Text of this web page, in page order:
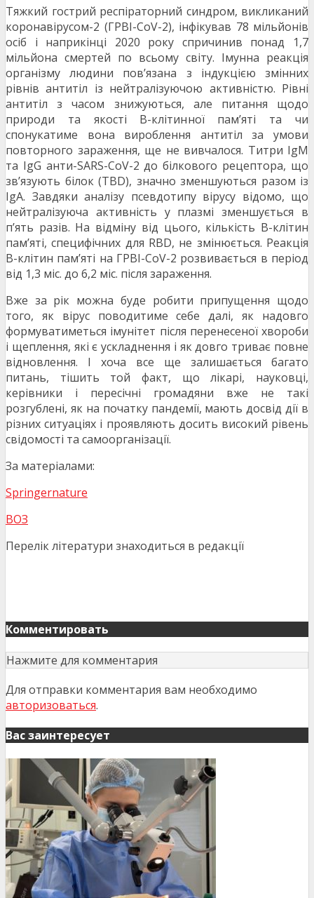
Тяжкий гострий респіраторний синдром, викликаний
коронавірусом-2 (ГРВІ-CoV-2), інфікував 78 мільйонів
осіб і наприкінці 2020 року спричинив понад 1,7
мільйона смертей по всьому світу. Імунна реакція
організму людини пов’язана з індукцією змінних
рівнів антитіл із нейтралізуючою активністю. Рівні
антитіл з часом знижуються, але питання щодо
природи та якості В-клітинної пам’яті та чи
спонукатиме вона вироблення антитіл за умови
повторного зараження, ще не вивчалося. Титри IgM
та IgG анти-SARS-CoV-2 до білкового рецептора, що
зв’язують білок (TBD), значно зменшуються разом із
IgA. Завдяки аналізу псевдотипу вірусу відомо, що
нейтралізуюча активність у плазмі зменшується в
п’ять разів. На відміну від цього, кількість В-клітин
пам’яті, специфічних для RBD, не змінюється. Реакція
В-клітин пам’яті на ГРВІ-CoV-2 розвивається в період
від 1,3 міс. до 6,2 міс. після зараження.
Вже за рік можна буде робити припущення щодо
того, як вірус поводитиме себе далі, як надовго
формуватиметься імунітет після перенесеної хвороби
і щеплення, які є ускладнення і як довго триває повне
відновлення. І хоча все ще залишається багато
питань, тішить той факт, що лікарі, науковці,
керівники і пересічні громадяни вже не такі
розгублені, як на початку пандемії, мають досвід дії в
різних ситуаціях і проявляють досить високий рівень
свідомості та самоорганізації.
За матеріалами:
Springernature
ВОЗ
Перелік літератури знаходиться в редакції
Комментировать
Нажмите для комментария
Для отправки комментария вам необходимо
авторизоваться.
Вас заинтересует